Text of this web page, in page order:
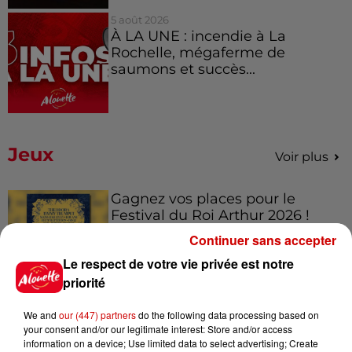
5 août 2026
À LA UNE : incendie à La
Rochelle, mégaferme de
saumons et succès...
Jeux Voir plus
Gagnez vos places pour le
Festival du Roi Arthur 2026 !
Musée du Sport Automobile au
Mans !
Le respect de votre vie privée est notre
priorité
We and our (447) partnersdo the following data processing based on
your consent and/or our legitimate interest: Store and/or access
information on a device; Use limited data to select advertising; Create
Continuer sans accepter